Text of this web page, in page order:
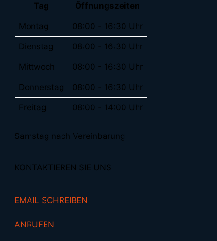
Tag Öffnungszeiten
Montag 08:00 - 16:30 Uhr
Dienstag 08:00 - 16:30 Uhr
Mittwoch 08:00 - 16:30 Uhr
Donnerstag 08:00 - 16:30 Uhr
Freitag 08:00 - 14:00 Uhr
Samstag nach Vereinbarung
KONTAKTIEREN SIE UNS
EMAIL SCHREIBEN
ANRUFEN